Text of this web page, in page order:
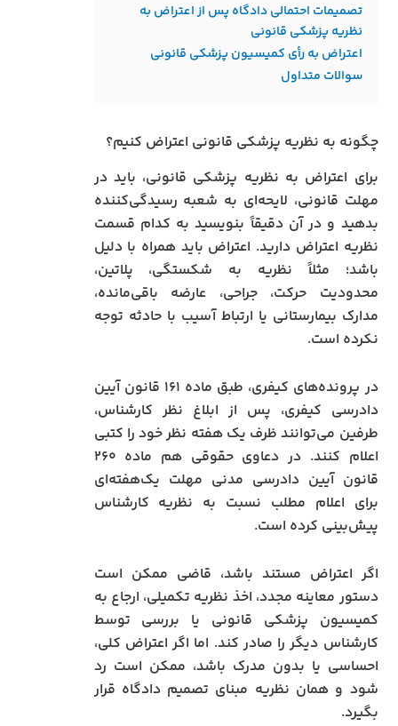
تصمیمات احتمالی دادگاه پس از اعتراض به
نظریه پزشکی قانونی
اعتراض به رأی کمیسیون پزشکی قانونی
سوالات متداول
چگونه به نظریه پزشکی قانونی اعتراض کنیم؟
برای اعتراض به نظریه پزشکی قانونی، باید در
مهلت قانونی، لایحه‌ای به شعبه رسیدگی‌کننده
بدهید و در آن دقیقاً بنویسید به کدام قسمت
نظریه اعتراض دارید. اعتراض باید همراه با دلیل
باشد؛ مثلاً نظریه به شکستگی، پلاتین،
محدودیت حرکت، جراحی، عارضه باقی‌مانده،
مدارک بیمارستانی یا ارتباط آسیب با حادثه توجه
نکرده است.
در پرونده‌های کیفری، طبق ماده ۱۶۱ قانون آیین
دادرسی کیفری، پس از ابلاغ نظر کارشناس،
طرفین می‌توانند ظرف یک هفته نظر خود را کتبی
اعلام کنند. در دعاوی حقوقی هم ماده ۲۶۰
قانون آیین دادرسی مدنی مهلت یک‌هفته‌ای
برای اعلام مطلب نسبت به نظریه کارشناس
پیش‌بینی کرده است.
اگر اعتراض مستند باشد، قاضی ممکن است
دستور معاینه مجدد، اخذ نظریه تکمیلی، ارجاع به
کمیسیون پزشکی قانونی یا بررسی توسط
کارشناس دیگر را صادر کند. اما اگر اعتراض کلی،
احساسی یا بدون مدرک باشد، ممکن است رد
شود و همان نظریه مبنای تصمیم دادگاه قرار
بگیرد.